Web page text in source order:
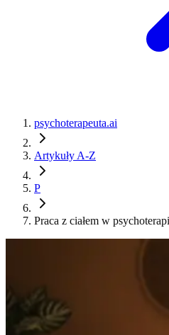
psychoterapeuta.ai
Artykuły A-Z
P
Praca z ciałem w